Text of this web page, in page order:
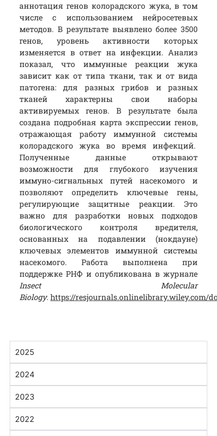
аннотация генов колорадского жука, в том
числе с использованием нейросетевых
методов. В результате выявлено более 3500
генов, уровень активности которых
изменяется в ответ на инфекции. Анализ
показал, что иммунные реакции жука
зависит как от типа ткани, так и от вида
патогена: для разных грибов и разных
тканей характерны свои наборы
активируемых генов. В результате была
создана подробная карта экспрессии генов,
отражающая работу иммунной системы
колорадского жука во время инфекций.
Полученные данные открывают
возможности для глубокого изучения
иммуно-сигнальных путей насекомого и
позволяют определить ключевые гены,
регулирующие защитные реакции. Это
важно для разработки новых подходов
биологического контроля вредителя,
основанных на подавлении (нокдауне)
ключевых элементов иммунной системы
насекомого. Работа выполнена при
поддержке РНФ и опубликована в журнале
Insect Molecular
Biology. https://resjournals.onlinelibrary.wiley.com/
2025
2024
2023
2022